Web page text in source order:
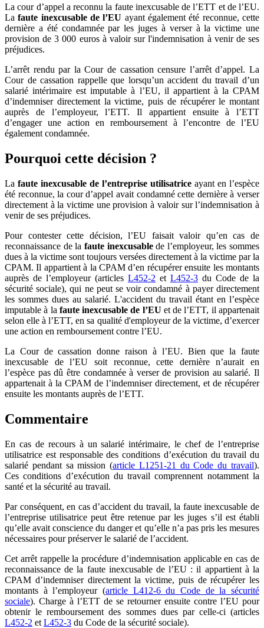
La cour d’appel a reconnu la faute inexcusable de l’ETT et de l’EU.
Lafaute inexcusable de l’EU ayant également été reconnue, cette
dernière a été condamnée par les juges à verser à la victime une
provision de 3 000 euros à valoir sur l'indemnisation à venir de ses
préjudices.
L’arrêt rendu par la Cour de cassation censure l’arrêt d’appel. La
Cour de cassation rappelle que lorsqu’un accident du travail d’un
salarié intérimaire est imputable à l’EU, il appartient à la CPAM
d’indemniser directement la victime, puis de récupérer le montant
auprès de l’employeur, l’ETT. Il appartient ensuite à l’ETT
d’engager une action en remboursement à l’encontre de l’EU
également condamnée.
Pourquoi cette décision ?
La faute inexcusable de l’entreprise utilisatrice ayant en l’espèce
été reconnue, la cour d’appel avait condamné cette dernière à verser
directement à la victime une provision à valoir sur l’indemnisation à
venir de ses préjudices.
Pour contester cette décision, l’EU faisait valoir qu’en cas de
reconnaissance de la faute inexcusablede l’employeur, les sommes
dues à la victime sont toujours versées directement à la victime par la
CPAM. Il appartient à la CPAM d’en récupérer ensuite les montants
auprès de l’employeur (articles L452-2 et L452-3 du Code de la
sécurité sociale), qui ne peut se voir condamné à payer directement
les sommes dues au salarié. L'accident du travail étant en l’espèce
imputable à la faute inexcusable de l’EU et de l’ETT, il appartenait
selon elle à l’ETT, en sa qualité d'employeur de la victime, d’exercer
une action en remboursement contre l’EU.
La Cour de cassation donne raison à l’EU. Bien que la faute
inexcusable de l’EU soit reconnue, cette dernière n’aurait en
l’espèce pas dû être condamnée à verser de provision au salarié. Il
appartenait à la CPAM de l’indemniser directement, et de récupérer
ensuite les montants auprès de l’ETT.
Commentaire
En cas de recours à un salarié intérimaire, le chef de l’entreprise
utilisatrice est responsable des conditions d’exécution du travail du
salarié pendant sa mission (article L1251-21 du Code du travail).
Ces conditions d’exécution du travail comprennent notamment la
santé et la sécurité au travail.
Par conséquent, en cas d’accident du travail, la faute inexcusable de
l’entreprise utilisatrice peut être retenue par les juges s’il est établi
qu’elle avait conscience du danger et qu’elle n’a pas pris les mesures
nécessaires pour préserver le salarié de l’accident.
Cet arrêt rappelle la procédure d’indemnisation applicable en cas de
reconnaissance de la faute inexcusable de l’EU : il appartient à la
CPAM d’indemniser directement la victime, puis de récupérer les
montants à l’employeur (article L412-6 du Code de la sécurité
sociale). Charge à l’ETT de se retourner ensuite contre l’EU pour
obtenir le remboursement des sommes dues par celle-ci (articles
L452-2 et L452-3 du Code de la sécurité sociale).